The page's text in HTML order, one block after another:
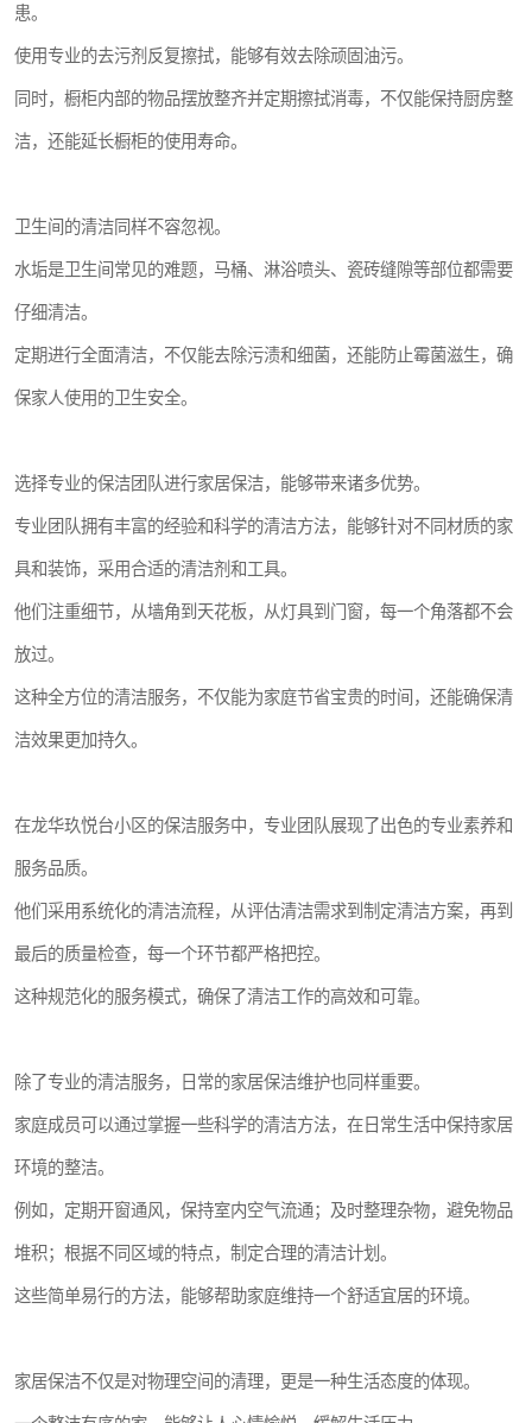
患。
使用专业的去污剂反复擦拭，能够有效去除顽固油污。
同时，橱柜内部的物品摆放整齐并定期擦拭消毒，不仅能保持厨房整
洁，还能延长橱柜的使用寿命。
卫生间的清洁同样不容忽视。
水垢是卫生间常见的难题，马桶、淋浴喷头、瓷砖缝隙等部位都需要
仔细清洁。
定期进行全面清洁，不仅能去除污渍和细菌，还能防止霉菌滋生，确
保家人使用的卫生安全。
选择专业的保洁团队进行家居保洁，能够带来诸多优势。
专业团队拥有丰富的经验和科学的清洁方法，能够针对不同材质的家
具和装饰，采用合适的清洁剂和工具。
他们注重细节，从墙角到天花板，从灯具到门窗，每一个角落都不会
放过。
这种全方位的清洁服务，不仅能为家庭节省宝贵的时间，还能确保清
洁效果更加持久。
在龙华玖悦台小区的保洁服务中，专业团队展现了出色的专业素养和
服务品质。
他们采用系统化的清洁流程，从评估清洁需求到制定清洁方案，再到
最后的质量检查，每一个环节都严格把控。
这种规范化的服务模式，确保了清洁工作的高效和可靠。
除了专业的清洁服务，日常的家居保洁维护也同样重要。
家庭成员可以通过掌握一些科学的清洁方法，在日常生活中保持家居
环境的整洁。
例如，定期开窗通风，保持室内空气流通；及时整理杂物，避免物品
堆积；根据不同区域的特点，制定合理的清洁计划。
这些简单易行的方法，能够帮助家庭维持一个舒适宜居的环境。
家居保洁不仅是对物理空间的清理，更是一种生活态度的体现。